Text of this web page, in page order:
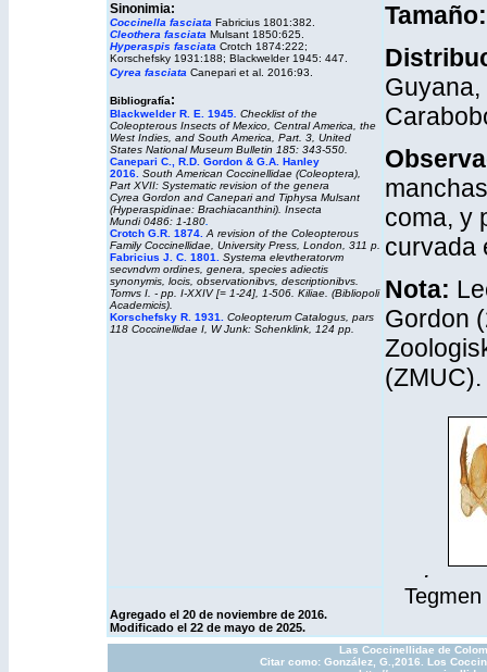
Sinonimia:
Coccinella fasciata Fabricius 1801:382.
Cleothera fasciata Mulsant 1850:625.
Hyperaspis fasciata Crotch 1874:222;
Korschefsky 1931:188; Blackwelder 1945: 447.
Cyrea fasciata Canepari et al. 2016:93.
Bibliografía:
Blackwelder R. E. 1945 Checklist of the
Coleopterous Insects of Mexico, Central America, the
West Indies, and South America, Part. 3, United
States National Museum Bulletin 185: 343-550.
Canepari C., R.D. Gordon & G.A. Hanley
2016. South American Coccinellidae (Coleoptera),
Part XVII: Systematic revision of the genera
Cyrea Gordon and Canepari and Tiphysa Mulsant
(Hyperaspidinae: Brachiacanthini). Insecta
Mundi0486: 1-180
Crotch G.R. 1874 A revision of the Coleopterous
Family Coccinellidae , University Press, London, 311 p.
Fabricius J. C. 1801.
Systema elevtheratorvm
secvndvm ordines, genera, species adiectis
synonymis, locis, observationibvs, descriptionibvs
Tomvs I. - pp. I-XXIV [= 1-24], 1-506. Kiliae. (Bibliopoli
Academicis).
Korschefsky R. 1931.
Coleopterum Catalogus , pars
118 Coccinellidae I, W Junk: Schenklink, 124 pp.
Guyana,
coma, y
curvada
Nota:
Gordon
(ZMUC).
.
Agregado el 20 de noviembre de 2016.
Modificado el 22 de mayo de 2025.
Las Coccinellidae de
Citar como: González, G.,2016. Los